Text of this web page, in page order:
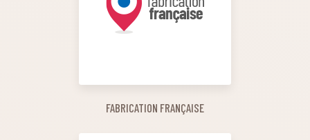
FABRICATION FRANÇAISE